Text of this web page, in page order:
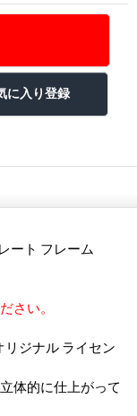
ート フレーム
さい。
リジナル ライセン
体的に仕上がって